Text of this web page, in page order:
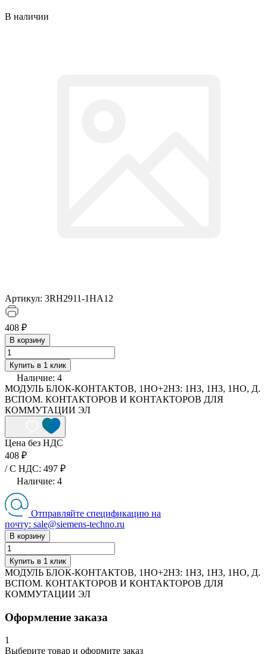
В наличии
Артикул: 3RH2911-1HA12
408 ₽
В корзину
Купить в 1 клик
Наличие: 4
МОДУЛЬ БЛОК-КОНТАКТОВ, 1НО+2НЗ: 1НЗ, 1НЗ, 1НО, Д.
ВСПОМ. КОНТАКТОРОВ И КОНТАКТОРОВ ДЛЯ
КОММУТАЦИИ ЭЛ
Цена без НДС
408 ₽
/ C НДС: 497 ₽
Наличие: 4
Отправляйте спецификацию на
почту: sale@siemens-techno.ru
В корзину
Купить в 1 клик
МОДУЛЬ БЛОК-КОНТАКТОВ, 1НО+2НЗ: 1НЗ, 1НЗ, 1НО, Д.
ВСПОМ. КОНТАКТОРОВ И КОНТАКТОРОВ ДЛЯ
КОММУТАЦИИ ЭЛ
Оформление заказа
1
Выберите товар и оформите заказ